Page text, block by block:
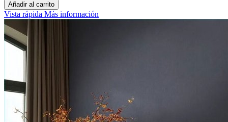
Añadir al carrito
Vista rápida Más información